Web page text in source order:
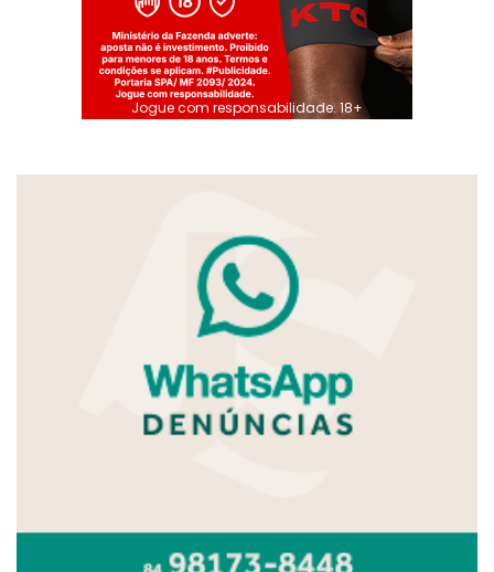
Jogue com responsabilidade. 18+